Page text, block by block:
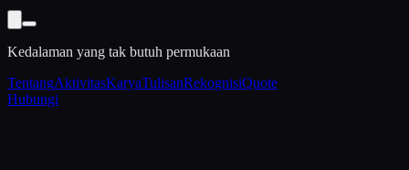
Kedalaman yang tak butuh permukaan
TentangAktivitasKaryaTulisanRekognisiQuote
Hubungi